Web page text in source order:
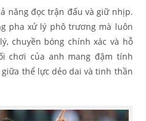
năng đọc trận đấu và giữ nhịp.
pha xử lý phô trương mà luôn
chuyền bóng chính xác và hỗ
chơi của anh mang đậm tính
thể lực dẻo dai và tinh thần